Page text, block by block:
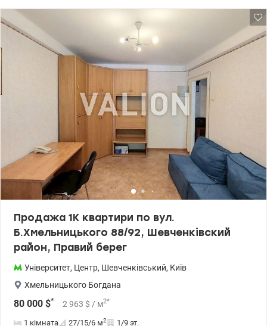
Продажа 1К квартири по вул.
Б.Хмельницького 88/92, Шевченківский
район, Правий берег
Університет, Центр, Шевченківський, Київ
Хмельницького Богдана
80 000 $* 2 963 $ / м2*
1 кімната 27/15/6 м2 1/9 эт.